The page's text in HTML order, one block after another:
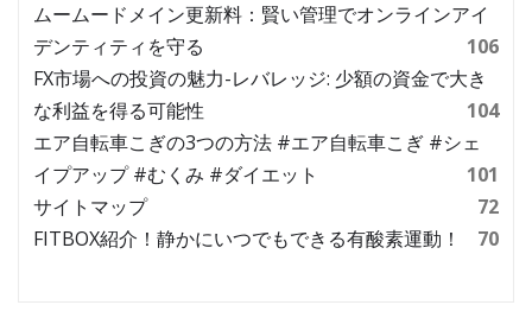
ムームードメイン更新料：賢い管理でオンラインアイ
デンティティを守る
106
FX市場への投資の魅力-レバレッジ: 少額の資金で大き
な利益を得る可能性
104
エア自転車こぎの3つの方法 #エア自転車こぎ #シェ
イプアップ #むくみ #ダイエット
101
サイトマップ
72
FITBOX紹介！静かにいつでもできる有酸素運動！
70